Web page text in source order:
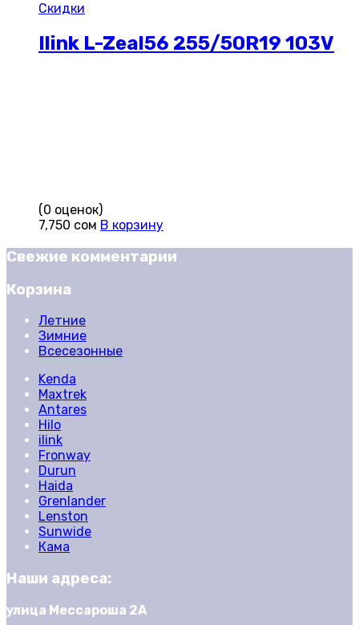
Скидки
Ilink L-Zeal56 255/50R19 103V
(0 оценок)
7,750 сом В корзину
Свежие комментарии
Корзина
Летние
Зимние
Всесезонные
Kenda
Maxtrek
Antares
Hilo
ilink
Fronway
Durun
Haida
Grenlander
Lenston
Sunwide
Кама
Наши адреса:
улица Мессароша 2А